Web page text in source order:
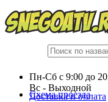
Пн-Сб c 9:00 до
Вc - Выходной
Схема проезда
Доставка и оплата